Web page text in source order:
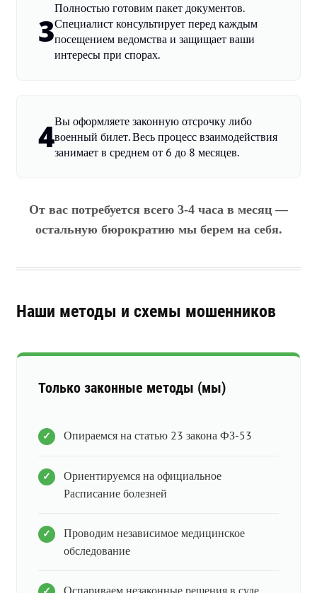
3
Полностью готовим пакет документов.
Специалист консультирует перед каждым
посещением ведомства и защищает ваши
интересы при спорах.
4Вы оформляете законную отсрочку либо
военный билет. Весь процесс взаимодействия
занимает в среднем от 6 до 8 месяцев.
От вас потребуется всего 3-4 часа в месяц —
остальную бюрократию мы берем на себя.
Наши методы и схемы мошенников
Только законные методы (мы)
Опираемся на статью 23 закона ФЗ-53
Ориентируемся на официальное
Расписание болезней
Проводим независимое медицинское
обследование
Оспариваем незаконные решения в суде